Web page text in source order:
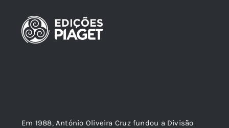
Em 1988, António Oliveira Cruz fundou a Divisão